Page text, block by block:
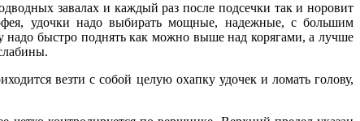
завалах и каждый раз после подсечки так и норовит
удочки надо выбирать мощные, надежные, с большим
надо быстро поднять как можно выше над корягами, а лучше
везти с собой целую охапку удочек и ломать голову,